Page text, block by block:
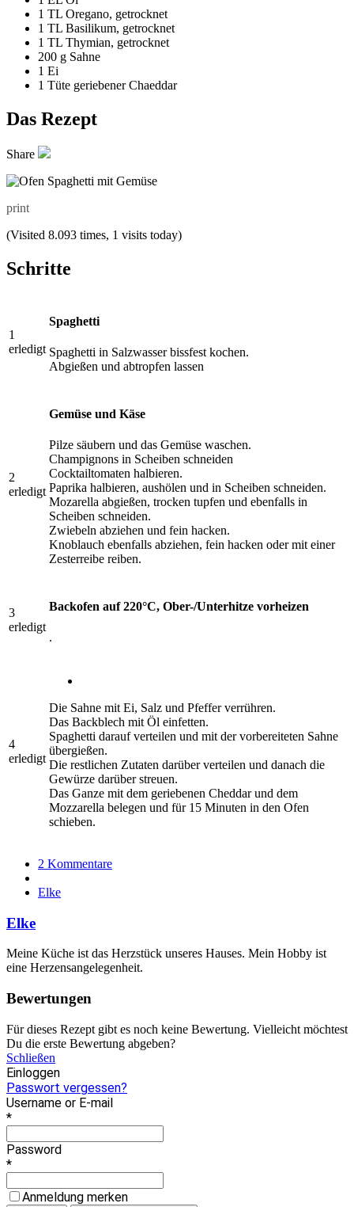
1 TL Oregano, getrocknet
1 TL Basilikum, getrocknet
1 TL Thymian, getrocknet
200 g Sahne
1 Ei
1 Tüte geriebener Chaeddar
Das Rezept
Share
print
(Visited 8.093 times, 1 visits today)
Schritte
1
erledigt
Spaghetti
Spaghetti in Salzwasser bissfest kochen.
Abgießen und abtropfen lassen
2
erledigt
Gemüse und Käse
Pilze säubern und das Gemüse waschen.
Champignons in Scheiben schneiden
Cocktailtomaten halbieren.
Paprika halbieren, aushölen und in Scheiben schneiden.
Mozarella abgießen, trocken tupfen und ebenfalls in
Scheiben schneiden.
Zwiebeln abziehen und fein hacken.
Knoblauch ebenfalls abziehen, fein hacken oder mit einer
Zesterreibe reiben.
3
erledigt
Backofen auf 220°C, Ober-/Unterhitze vorheizen
.
4
erledigt
Die Sahne mit Ei, Salz und Pfeffer verrühren.
Das Backblech mit Öl einfetten.
Spaghetti darauf verteilen und mit der vorbereiteten Sahne
übergießen.
Die restlichen Zutaten darüber verteilen und danach die
Gewürze darüber streuen.
Das Ganze mit dem geriebenen Cheddar und dem
Mozzarella belegen und für 15 Minuten in den Ofen
schieben.
2 Kommentare
Elke
Elke
Meine Küche ist das Herzstück unseres Hauses. Mein Hobby ist
eine Herzensangelegenheit.
Bewertungen
Für dieses Rezept gibt es noch keine Bewertung. Vielleicht möchtest
Du die erste Bewertung abgeben?
Schließen
Einloggen
Passwort vergessen?
Username or E-mail
*
Password
*
Anmeldung merken